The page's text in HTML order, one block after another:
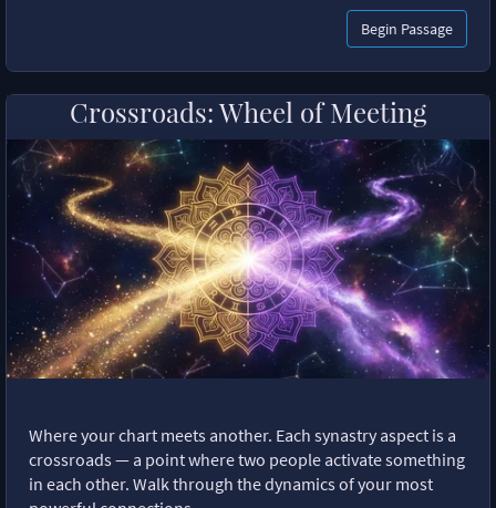
Begin Passage
Crossroads: Wheel of Meeting
Where your chart meets another. Each synastry aspect is a
crossroads — a point where two people activate something
in each other. Walk through the dynamics of your most